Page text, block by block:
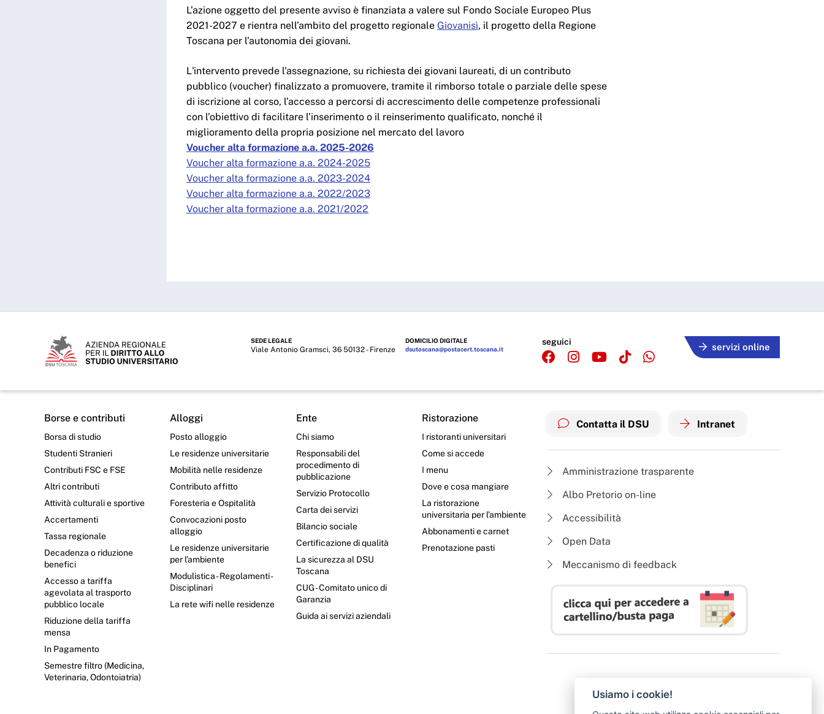
L’azione oggetto del presente avviso è finanziata a valere sul Fondo Sociale Europeo Plus
2021-2027 e rientra nell’ambito del progetto regionale Giovanisì, il progetto della Regione
Toscana per l’autonomia dei giovani.
L'intervento prevede l'assegnazione, su richiesta dei giovani laureati, di un contributo
pubblico (voucher) finalizzato a promuovere, tramite il rimborso totale o parziale delle spese
di iscrizione al corso, l’accesso a percorsi di accrescimento delle competenze professionali
con l’obiettivo di facilitare l’inserimento o il reinserimento qualificato, nonché il
miglioramento della propria posizione nel mercato del lavoro
Voucher alta formazione a.a. 2025-2026
Voucher alta formazione a.a. 2024-2025
Voucher alta formazione a.a. 2023-2024
Voucher alta formazione a.a. 2022/2023
Voucher alta formazione a.a. 2021/2022
SEDE LEGALE
Viale Antonio Gramsci, 36 50132 - Firenze
DOMICILIO DIGITALE
dsutoscana@postacert.toscana.it
seguici
servizi online
Borse e contributi
Borsa di studio
Studenti Stranieri
Contributi FSC e FSE
Altri contributi
Attività culturali e sportive
Accertamenti
Tassa regionale
Decadenza o riduzione
benefici
Accesso a tariffa
agevolata al trasporto
pubblico locale
Riduzione della tariffa
mensa
In Pagamento
Semestre filtro (Medicina,
Veterinaria, Odontoiatria)
Alloggi
Posto alloggio
Le residenze universitarie
Mobilità nelle residenze
Contributo affitto
Foresteria e Ospitalità
Convocazioni posto
alloggio
Le residenze universitarie
per l’ambiente
Modulistica - Regolamenti -
Disciplinari
La rete wifi nelle residenze
Ente
Chi siamo
Responsabili del
procedimento di
pubblicazione
Servizio Protocollo
Carta dei servizi
Bilancio sociale
Certificazione di qualità
La sicurezza al DSU
Toscana
CUG - Comitato unico di
Garanzia
Guida ai servizi aziendali
Ristorazione
I ristoranti universitari
Come si accede
I menu
Dove e cosa mangiare
La ristorazione
universitaria per l’ambiente
Abbonamenti e carnet
Prenotazione pasti
Contatta il DSU Intranet
Amministrazione trasparente
Albo Pretorio on-line
Accessibilità
Open Data
Meccanismo di feedback
Usiamo i cookie!